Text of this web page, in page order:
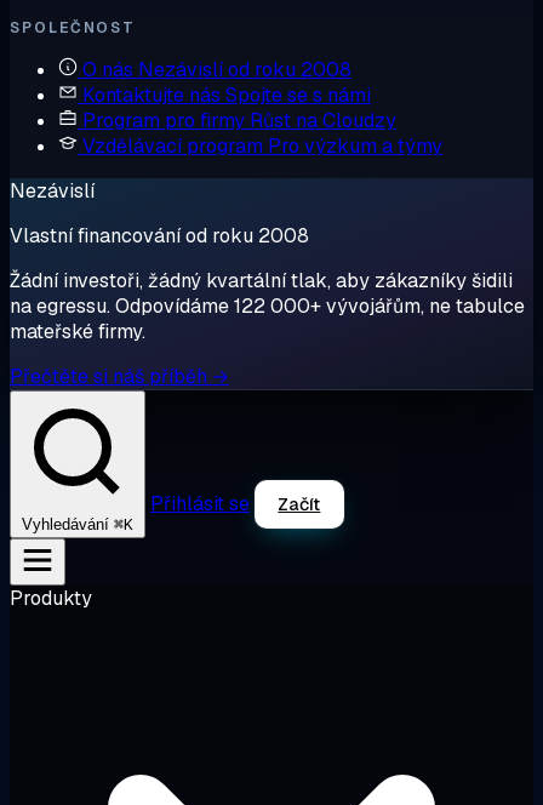
SPOLEČNOST
O nás Nezávislí od roku 2008
Kontaktujte nás Spojte se s námi
Program pro firmy Růst na Cloudzy
Vzdělávací program Pro výzkum a týmy
Nezávislí
Vlastní financování od roku 2008
Žádní investoři, žádný kvartální tlak, aby zákazníky šidili
na egressu. Odpovídáme 122 000+ vývojářům, ne tabulce
mateřské firmy.
Přečtěte si náš příběh →
Vyhledávání ⌘K
Přihlásit se Začít
Produkty